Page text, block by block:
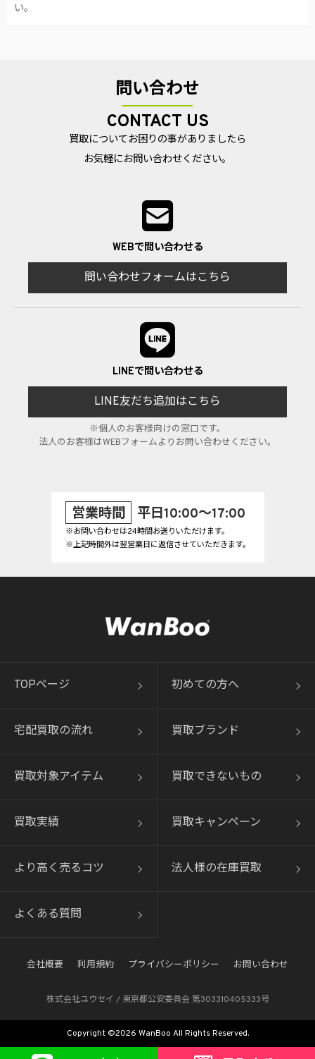
い。
問い合わせ
CONTACT US
買取についてお困りの事がありましたら
お気軽にお問い合わせください。
WEBで問い合わせる
問い合わせフォームはこちら
LINEで問い合わせる
LINE友だち追加はこちら
※個人のお客様向けの窓口です。
法人のお客様はWEBフォームよりお問い合わせください。
営業時間 平日10:00～17:00
※お問い合わせは24時間お送りいただけます。
※上記時間外は翌営業日に返信させていただきます。
TOPページ 初めての方へ
宅配買取の流れ 買取ブランド
買取対象アイテム 買取できないもの
買取実績 買取キャンペーン
より高く売るコツ 法人様の在庫買取
よくある質問
会社概要 利用規約 プライバシーポリシー お問い合わせ
株式会社ユウセイ / 東京都公安委員会 第303310405333号
Copyright ©2026 WanBoo All Rights Reserved.